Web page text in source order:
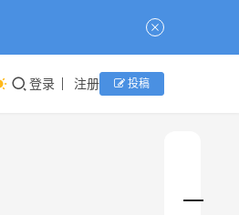
登录 注册 投稿
一